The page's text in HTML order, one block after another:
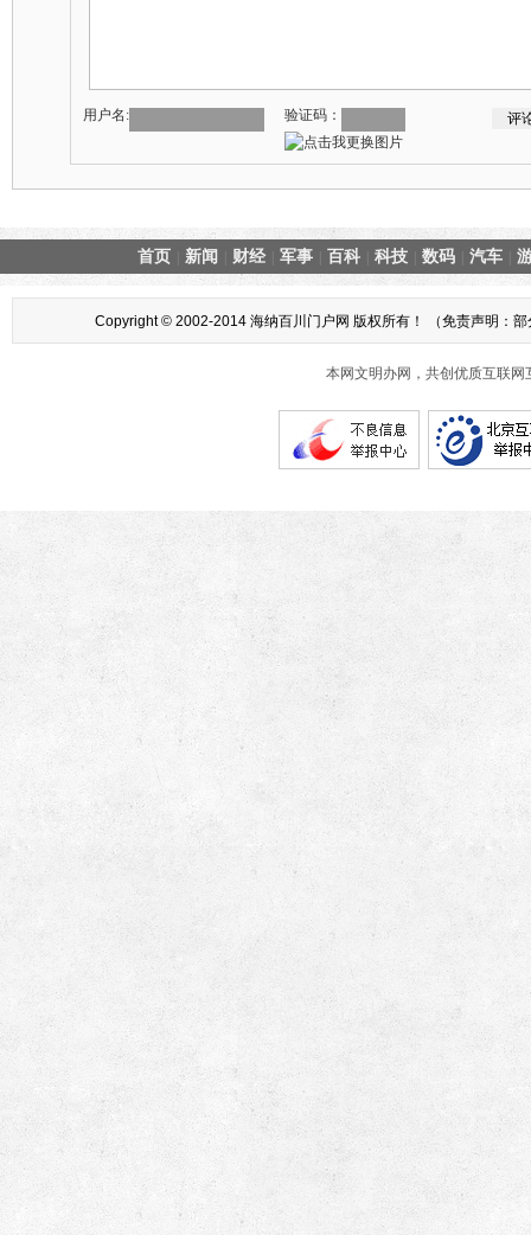
用户名: 验证码：
首页 新闻 财经 军事 百科 科技 数码 汽车
Copyright © 2002-2014 海纳百川门户网 版权所有！ （免责声明：
本网文明办网，共创优质互联